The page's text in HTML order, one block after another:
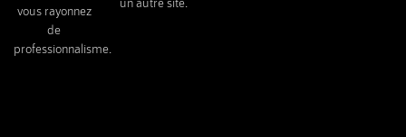
vous rayonnez
de
professionnalisme.